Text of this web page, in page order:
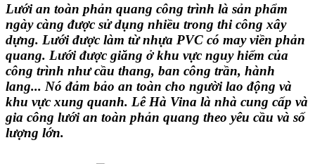
Lưới an toàn phản quang công trình là sản phẩm
ngày càng được sử dụng nhiều trong thi công xây
dựng. Lưới được làm từ nhựa PVC có may viền phản
quang. Lưới được giăng ở khu vực nguy hiểm của
công trình như cầu thang, ban công trần, hành
lang... Nó đảm bảo an toàn cho người lao động và
khu vực xung quanh. Lê Hà Vina là nhà cung cấp và
gia công lưới an toàn phản quang theo yêu cầu và số
lượng lớn.